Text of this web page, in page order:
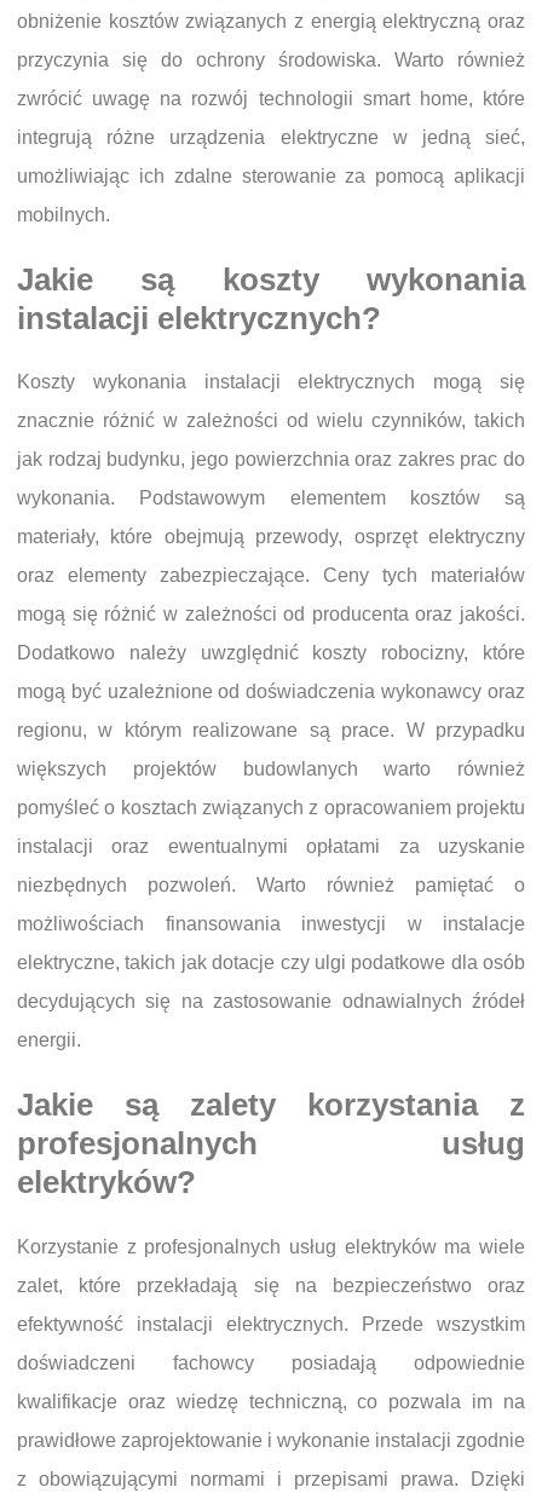
obniżenie kosztów związanych z energią elektryczną oraz
przyczynia się do ochrony środowiska. Warto również
zwrócić uwagę na rozwój technologii smart home, które
integrują różne urządzenia elektryczne w jedną sieć,
umożliwiając ich zdalne sterowanie za pomocą aplikacji
mobilnych.
Jakie są koszty wykonania
instalacji elektrycznych?
Koszty wykonania instalacji elektrycznych mogą się
znacznie różnić w zależności od wielu czynników, takich
jak rodzaj budynku, jego powierzchnia oraz zakres prac do
wykonania. Podstawowym elementem kosztów są
materiały, które obejmują przewody, osprzęt elektryczny
oraz elementy zabezpieczające. Ceny tych materiałów
mogą się różnić w zależności od producenta oraz jakości.
Dodatkowo należy uwzględnić koszty robocizny, które
mogą być uzależnione od doświadczenia wykonawcy oraz
regionu, w którym realizowane są prace. W przypadku
większych projektów budowlanych warto również
pomyśleć o kosztach związanych z opracowaniem projektu
instalacji oraz ewentualnymi opłatami za uzyskanie
niezbędnych pozwoleń. Warto również pamiętać o
możliwościach finansowania inwestycji w instalacje
elektryczne, takich jak dotacje czy ulgi podatkowe dla osób
decydujących się na zastosowanie odnawialnych źródeł
energii.
Jakie są zalety korzystania z
profesjonalnych usług
elektryków?
Korzystanie z profesjonalnych usług elektryków ma wiele
zalet, które przekładają się na bezpieczeństwo oraz
efektywność instalacji elektrycznych. Przede wszystkim
doświadczeni fachowcy posiadają odpowiednie
kwalifikacje oraz wiedzę techniczną, co pozwala im na
prawidłowe zaprojektowanie i wykonanie instalacji zgodnie
z obowiązującymi normami i przepisami prawa. Dzięki